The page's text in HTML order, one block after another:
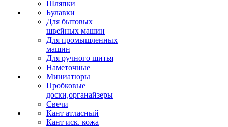
Шляпки
Булавки
Для бытовых
швейных машин
Для промышленных
машин
Для ручного шитья
Наметочные
Миниатюры
Пробковые
доски,органайзеры
Свечи
Кант атласный
Кант иск. кожа